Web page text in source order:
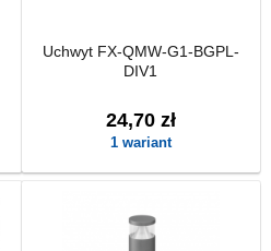
Uchwyt FX-QMW-G1-BGPL-
DIV1
24,70 zł
1 wariant